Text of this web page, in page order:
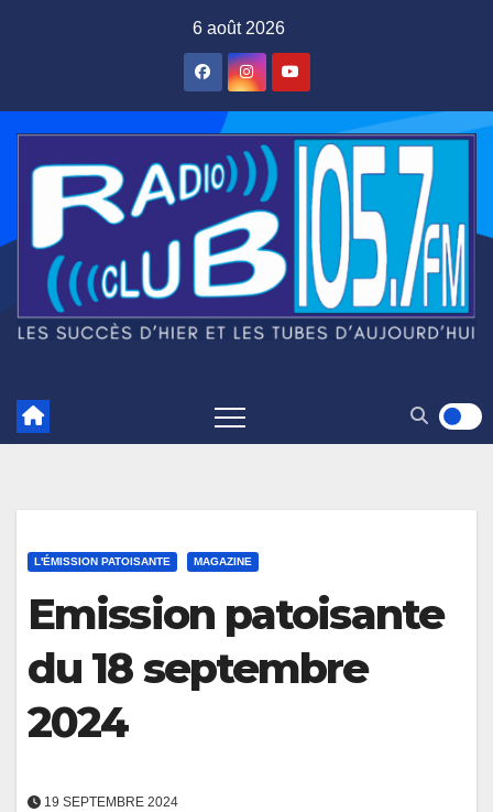
6 août 2026
L'ÉMISSION PATOISANTE MAGAZINE
Emission patoisante
du 18 septembre
2024
19 SEPTEMBRE 2024